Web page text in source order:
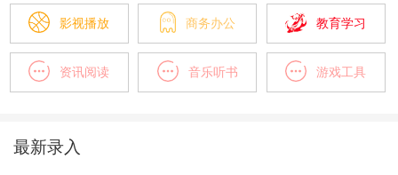
影视播放 商务办公 教育学习
资讯阅读 音乐听书 游戏工具
最新录入